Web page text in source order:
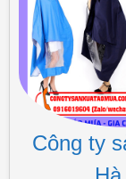
Công ty